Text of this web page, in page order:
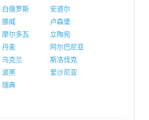
白俄罗斯
安道尔
挪威
卢森堡
摩尔多瓦
立陶宛
丹麦
阿尔巴尼亚
乌克兰
斯洛伐克
波黑
爱沙尼亚
瑞典